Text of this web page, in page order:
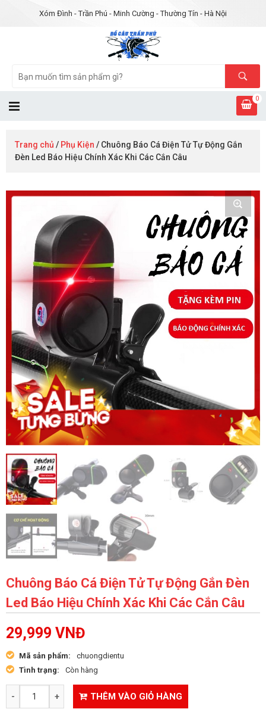
Xóm Đình - Trần Phú - Minh Cường - Thường Tín - Hà Nội
0
Trang chủ / Phụ Kiện / Chuông Báo Cá Điện Tử Tự Động Gắn
Đèn Led Báo Hiệu Chính Xác Khi Các Cắn Câu
Chuông Báo Cá Điện Tử Tự Động Gắn Đèn
Led Báo Hiệu Chính Xác Khi Các Cắn Câu
29,999 VNĐ
Mã sản phẩm:
chuongdientu
Tình trạng:
Còn hàng
THÊM VÀO GIỎ HÀNG